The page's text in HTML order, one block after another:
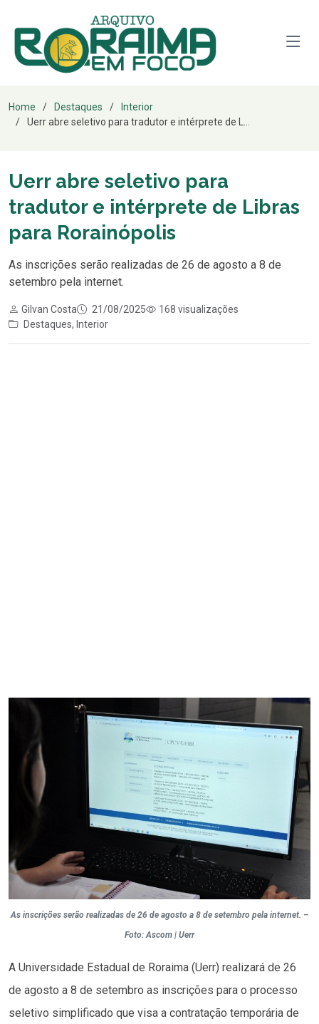
Home Destaques
Interior
Uerr abre seletivo para tradutor e intérprete de L...
Uerr abre seletivo para
tradutor e intérprete de Libras
para Rorainópolis
As inscrições serão realizadas de 26 de agosto a 8 de
setembro pela internet.
Gilvan Costa 21/08/2025
168 visualizações
Destaques, Interior
As inscrições serão realizadas de 26 de agosto a 8 de setembro pela internet. –
Foto: Ascom | Uerr
A Universidade Estadual de Roraima (Uerr) realizará de 26
de agosto a 8 de setembro as inscrições para o processo
seletivo simplificado que visa a contratação temporária de